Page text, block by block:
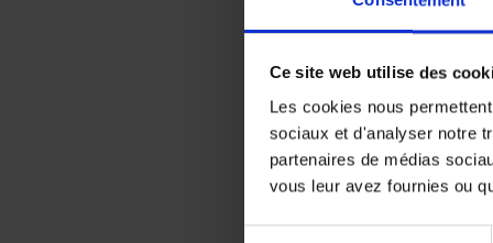
Ce site web utilise des
Les cookies nous
sociaux et d'analyser notre
partenaires de médias
vous leur avez fournies ou